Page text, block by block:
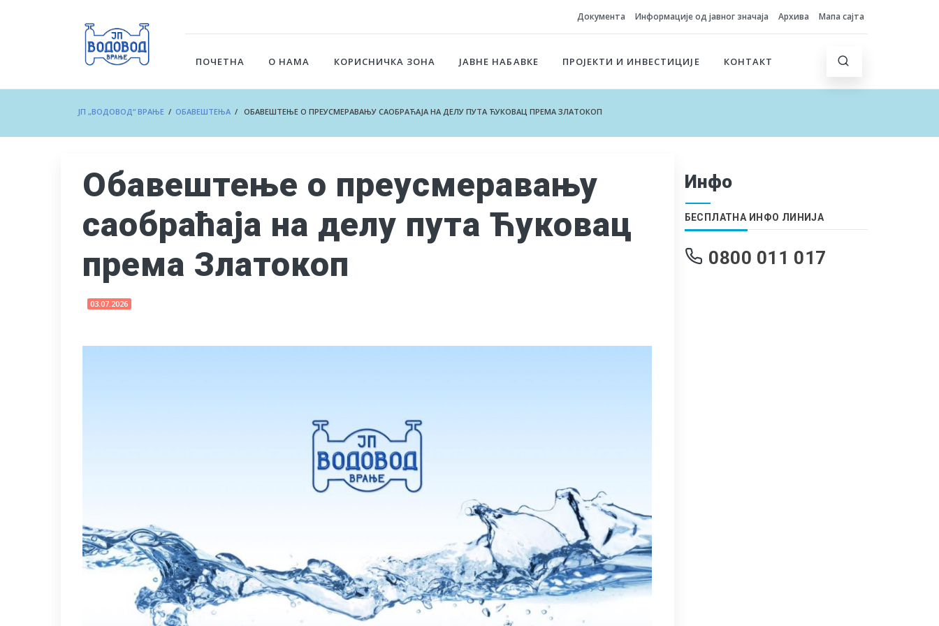
Документа Информације од јавног значаја Архива Мапа сајта
ПОЧЕТНА О НАМА КОРИСНИЧКА ЗОНА ЈАВНЕ НАБАВКЕ ПРОЈЕКТИ И ИНВЕСТИЦИЈЕ КОНТАКТ
ЈП „ВОДОВОД“ ВРАЊЕ / ОБАВЕШТЕЊА / ОБАВЕШТЕЊЕ О ПРЕУСМЕРАВАЊУ САОБРАЋАЈА НА ДЕЛУ ПУТА ЋУКОВАЦ ПРЕМА ЗЛАТОКОП
Обавештење о преусмеравању
саобраћаја на делу пута Ћуковац
према Златокоп
03.07.2026
Инфо
БЕСПЛАТНА ИНФО ЛИНИЈА
0800 011 017